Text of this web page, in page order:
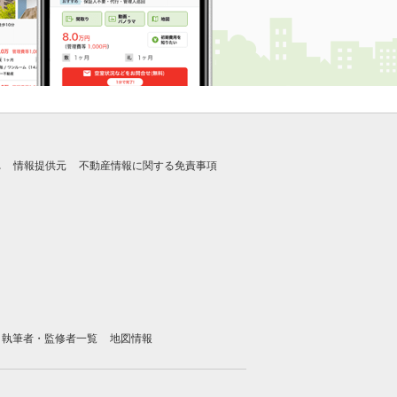
情報提供元 不動産情報に関する免責事項
執筆者・監修者一覧 地図情報